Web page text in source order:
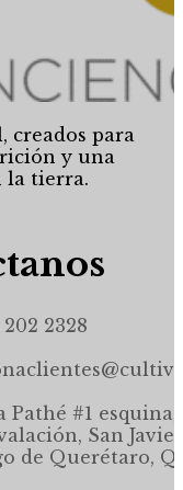
creados para
y una
la tierra.
202 2328
Pathé #1 esquina,
San
de Querétaro,